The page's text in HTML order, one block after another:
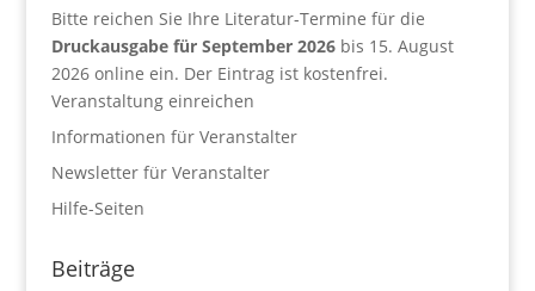
Bitte reichen Sie Ihre Literatur-Termine für die
Druckausgabe für September 2026bis 15. August
2026 online ein. Der Eintrag ist kostenfrei.
Veranstaltung einreichen
Informationen für Veranstalter
Newsletter für Veranstalter
Hilfe-Seiten
Beiträge